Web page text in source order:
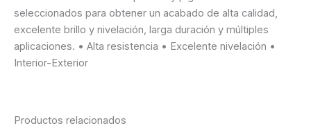
seleccionados para obtener un acabado de alta calidad,
excelente brillo y nivelación, larga duración y múltiples
aplicaciones. • Alta resistencia • Excelente nivelación •
Interior-Exterior
Productos relacionados